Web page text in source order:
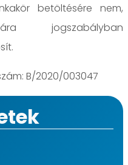
betöltésére nem,
jogszabályban
B/2020/003047